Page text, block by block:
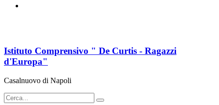
Istituto Comprensivo " De Curtis - Ragazzi
d'Europa"
Casalnuovo di Napoli